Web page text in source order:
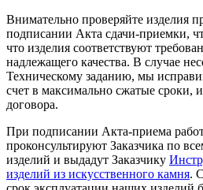
Внимательно проверяйте изделия
подписании Акта сдачи-приемки,
что изделия соответствуют
надлежащего качества. В случае
Техническому заданию, мы
счет в максимально сжатые сроки,
договора.
При подписании Акта-приема
проконсультируют Заказчика по
изделий и выдадут Заказчику
изделий из искусственного камня.